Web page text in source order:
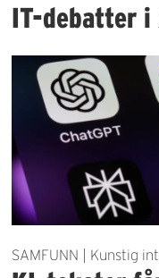
IT-debatter i
SAMFUNN | Kunstig